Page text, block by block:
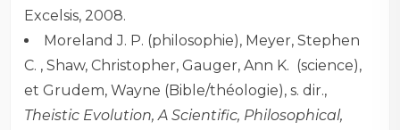
Excelsis, 2008.
Moreland J. P. (philosophie), Meyer, Stephen
C. , Shaw, Christopher, Gauger, Ann K. (science),
et Grudem, Wayne (Bible/théologie), s. dir.,
Theistic Evolution, A Scientific, Philosophical,